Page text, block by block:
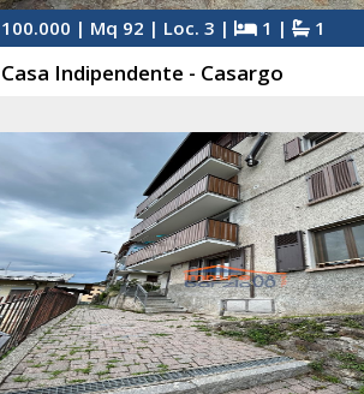
100.000 | Mq 92 | Loc. 3 | 1 | 1
Casa Indipendente - Casargo